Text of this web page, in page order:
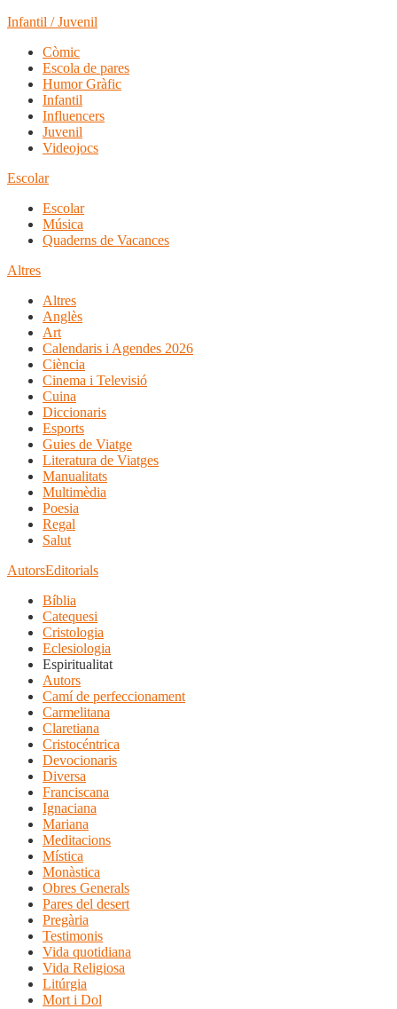
Infantil / Juvenil
Còmic
Escola de pares
Humor Gràfic
Infantil
Influencers
Juvenil
Videojocs
Escolar
Escolar
Música
Quaderns de Vacances
Altres
Altres
Anglès
Art
Calendaris i Agendes 2026
Ciència
Cinema i Televisió
Cuina
Diccionaris
Esports
Guies de Viatge
Literatura de Viatges
Manualitats
Multimèdia
Poesia
Regal
Salut
AutorsEditorials
Bíblia
Catequesi
Cristologia
Eclesiologia
Espiritualitat
Autors
Camí de perfeccionament
Carmelitana
Claretiana
Cristocéntrica
Devocionaris
Diversa
Franciscana
Ignaciana
Mariana
Meditacions
Mística
Monàstica
Obres Generals
Pares del desert
Pregària
Testimonis
Vida quotidiana
Vida Religiosa
Litúrgia
Mort i Dol